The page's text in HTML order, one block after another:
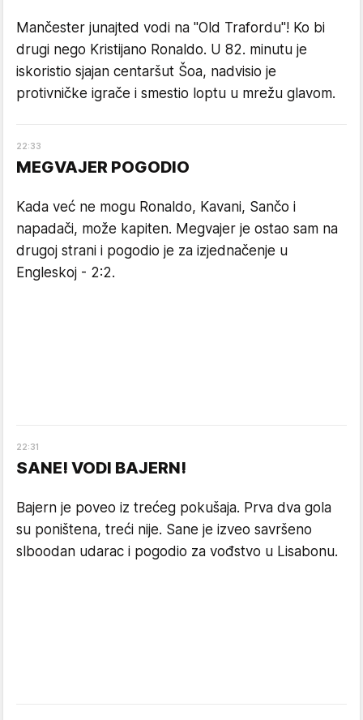
Mančester junajted vodi na "Old Trafordu"! Ko bi
drugi nego Kristijano Ronaldo. U 82. minutu je
iskoristio sjajan centaršut Šoa, nadvisio je
protivničke igrače i smestio loptu u mrežu glavom.
22:33
MEGVAJER POGODIO
Kada već ne mogu Ronaldo, Kavani, Sančo i
napadači, može kapiten. Megvajer je ostao sam na
drugoj strani i pogodio je za izjednačenje u
Engleskoj - 2:2.
22:31
SANE! VODI BAJERN!
Bajern je poveo iz trećeg pokušaja. Prva dva gola
su poništena, treći nije. Sane je izveo savršeno
slboodan udarac i pogodio za vođstvo u Lisabonu.